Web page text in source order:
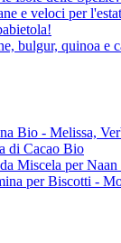
e veloci per
bulgur, quinoa e
Bio - Melissa,
di Cacao Bio
Miscela per
per Biscotti -